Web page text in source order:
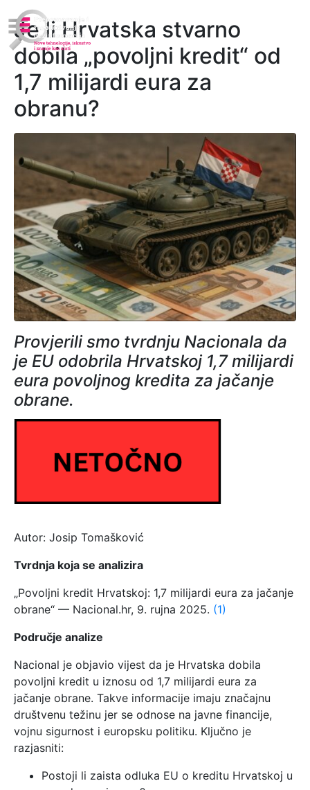
Je li Hrvatska stvarno
dobila „povoljni kredit“ od
1,7 milijardi eura za
obranu?
Provjerili smo tvrdnju Nacionala da
je EU odobrila Hrvatskoj 1,7 milijardi
eura povoljnog kredita za jačanje
obrane.
Autor: Josip Tomašković
Tvrdnja koja se analizira
„Povoljni kredit Hrvatskoj: 1,7 milijardi eura za jačanje
obrane“ — Nacional.hr, 9. rujna 2025. (1)
Područje analize
Nacional je objavio vijest da je Hrvatska dobila
povoljni kredit u iznosu od 1,7 milijardi eura za
jačanje obrane. Takve informacije imaju značajnu
društvenu težinu jer se odnose na javne financije,
vojnu sigurnost i europsku politiku. Ključno je
razjasniti:
Postoji li zaista odluka EU o kreditu Hrvatskoj u